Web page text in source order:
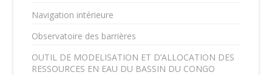
Navigation intérieure
Observatoire des barrières
OUTIL DE MODELISATION ET D’ALLOCATION DES
RESSOURCES EN EAU DU BASSIN DU CONGO